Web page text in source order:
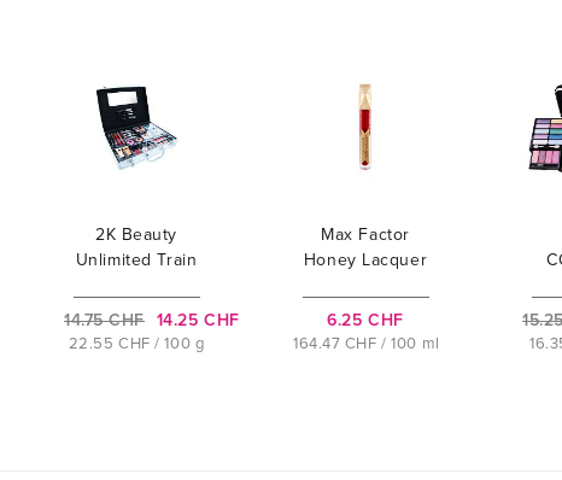
2K Beauty
Unlimited Train
14.75 CHF 14.25 CHF
22.55 CHF / 100 g
Max Factor
Honey Lacquer
6.25 CHF
164.47 CHF / 100 ml